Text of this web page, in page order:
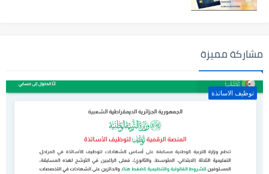
مشاركة مميزة
توظيف الاساتذة